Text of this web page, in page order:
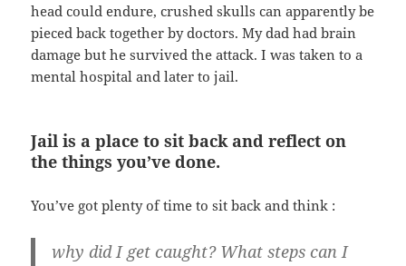
head could endure, crushed skulls can apparently be
pieced back together by doctors. My dad had brain
damage but he survived the attack. I was taken to a
mental hospital and later to jail.
Jail is a place to sit back and reflect on
the things you’ve done.
You’ve got plenty of time to sit back and think :
why did I get caught? What steps can I